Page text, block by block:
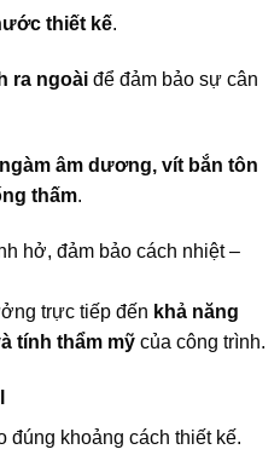
thiết kế.
ra ngoài để đảm bảo sự cân
âm dương, vít bắn tôn
thấm.
hở, đảm bảo cách nhiệt –
trực tiếp đến khả năng
tính thẩm mỹ của công trình.
đúng khoảng cách thiết kế.